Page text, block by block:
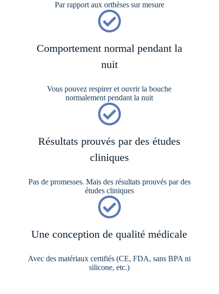
Par rapport aux orthèses sur mesure
Comportement normal pendant la
nuit
Vous pouvez respirer et ouvrir la bouche
normalement pendant la nuit
Résultats prouvés par des études
cliniques
Pas de promesses. Mais des résultats prouvés par des
études cliniques
Une conception de qualité médicale
Avec des matériaux certifiés (CE, FDA, sans BPA ni
silicone, etc.)